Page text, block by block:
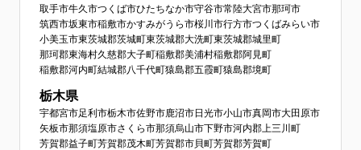
取手市牛久市つくば市ひたちなか市守谷市常陸大宮市那珂市
筑西市坂東市稲敷市かすみがうら市桜川市行方市つくばみらい市
小美玉市東茨城郡茨城町東茨城郡大洗町東茨城郡城里町
那珂郡東海村久慈郡大子町稲敷郡美浦村稲敷郡阿見町
稲敷郡河内町結城郡八千代町猿島郡五霞町猿島郡境町
栃木県
宇都宮市足利市栃木市佐野市鹿沼市日光市小山市真岡市大田原市
矢板市那須塩原市さくら市那須烏山市下野市河内郡上三川町
芳賀郡益子町芳賀郡茂木町芳賀郡市貝町芳賀郡芳賀町